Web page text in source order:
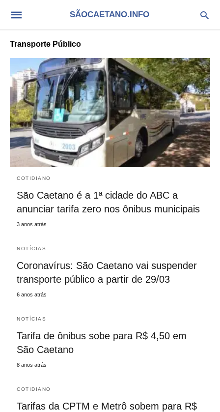
SÃOCAETANO.INFO
Transporte Público
COTIDIANO
São Caetano é a 1ª cidade do ABC a
anunciar tarifa zero nos ônibus municipais
3 anos atrás
NOTÍCIAS
Coronavírus: São Caetano vai suspender
transporte público a partir de 29/03
6 anos atrás
NOTÍCIAS
Tarifa de ônibus sobe para R$ 4,50 em
São Caetano
8 anos atrás
COTIDIANO
Tarifas da CPTM e Metrô sobem para R$